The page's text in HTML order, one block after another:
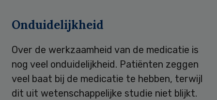
Onduidelijkheid
Over de werkzaamheid van de medicatie is
nog veel onduidelijkheid. Patiënten zeggen
veel baat bij de medicatie te hebben, terwijl
dit uit wetenschappelijke studie niet blijkt.